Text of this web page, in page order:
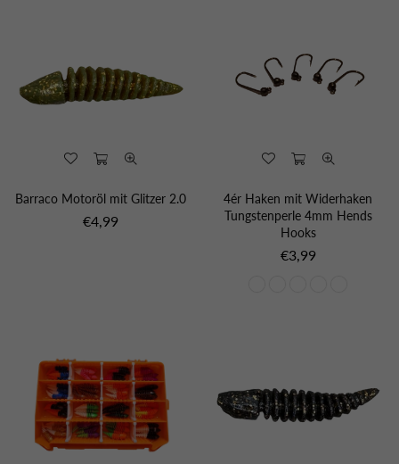
Barraco Motoröl mit Glitzer 2.0
Normaler
€4,99
4ér Haken mit Widerhaken
Tungstenperle 4mm Hends
Hooks
Normaler
€3,99